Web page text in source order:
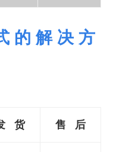
的 解 决 方
货 售 后